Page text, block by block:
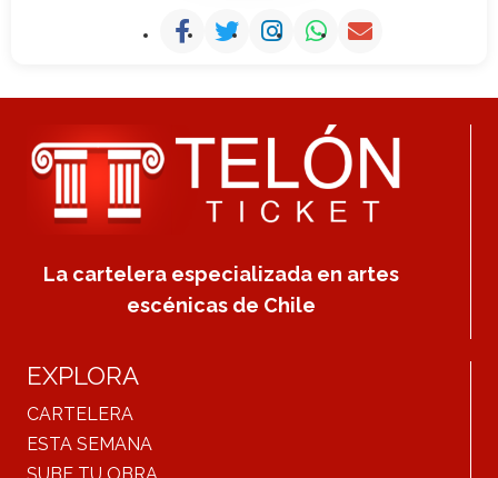
La cartelera especializada en artes
escénicas de Chile
EXPLORA
CARTELERA
ESTA SEMANA